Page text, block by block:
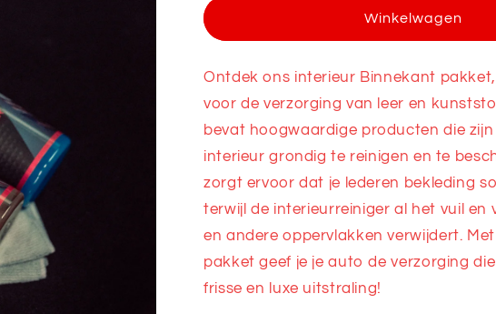
Pakket
Binnenkant
Pakket
Winkelwagen
Ontdek ons interieur Binnekant
voor de verzorging van leer en
bevat hoogwaardige producten die
interieur grondig te reinigen en te
zorgt ervoor dat je lederen bekleding
terwijl de interieurreiniger al het vuil en
en andere oppervlakken verwijdert.
pakket geef je je auto de verzorging
frisse en luxe uitstraling!